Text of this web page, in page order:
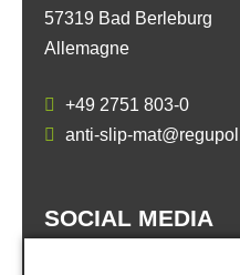
57319 Bad Berleburg
Allemagne
+49 2751 803-0
anti-slip-
SOCIAL MEDIA